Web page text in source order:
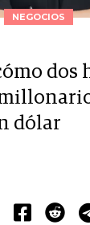
NEGOCIOS
dos
dólar